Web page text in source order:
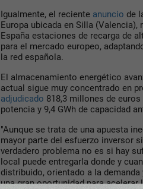
Igualmente, el reciente anuncio de
Europa ubicada en Silla
España estaciones de recarga de
para el mercado europeo,
la red española.
El almacenamiento energético
actual sigue muy concentrado en
adjudicado 818,3 millones de
potencia y 9,4 GWh de capacidad
"Aunque se trata de una apuesta
mayor parte del esfuerzo inversor
verdadero problema no es si hay
local puede entregarla donde y
distribuido, orientado a la
una gran oportunidad para